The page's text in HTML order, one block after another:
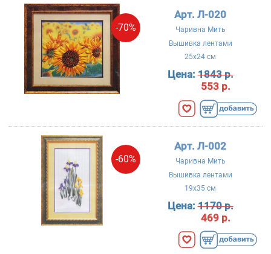
-70%
Арт. Л-020
Чаривна Мить
Вышивка лентами
25x24 см
Цена:1843 р.
553 р.
-60%
Арт. Л-002
Чаривна Мить
Вышивка лентами
19x35 см
Цена:1170 р.
469 р.